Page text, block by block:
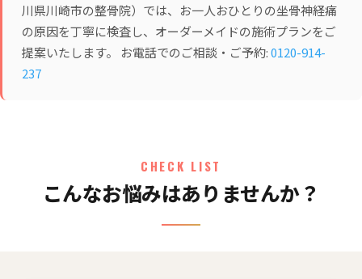
川県川崎市の整骨院）では、お一人おひとりの坐骨神経痛
の原因を丁寧に検査し、オーダーメイドの施術プランをご
提案いたします。 お電話でのご相談・ご予約:0120-914-
237
CHECK LIST
こんなお悩みはありませんか？